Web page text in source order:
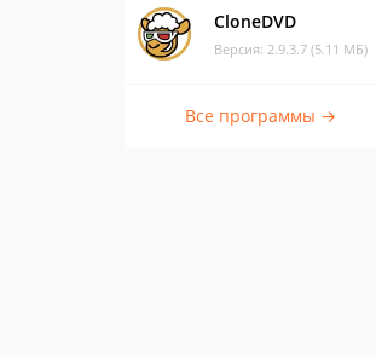
CloneDVD
Версия: 2.9.3.7 (5.11 МБ)
Все программы →